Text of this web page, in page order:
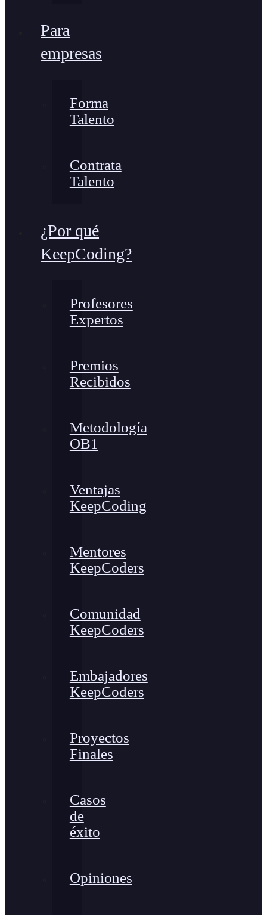
Para
empresas
Forma
Talento
Contrata
Talento
¿Por qué
KeepCoding?
Profesores
Expertos
Premios
Recibidos
Metodología
OB1
Ventajas
KeepCoding
Mentores
KeepCoders
Comunidad
KeepCoders
Embajadores
KeepCoders
Proyectos
Finales
Casos
de
éxito
Opiniones